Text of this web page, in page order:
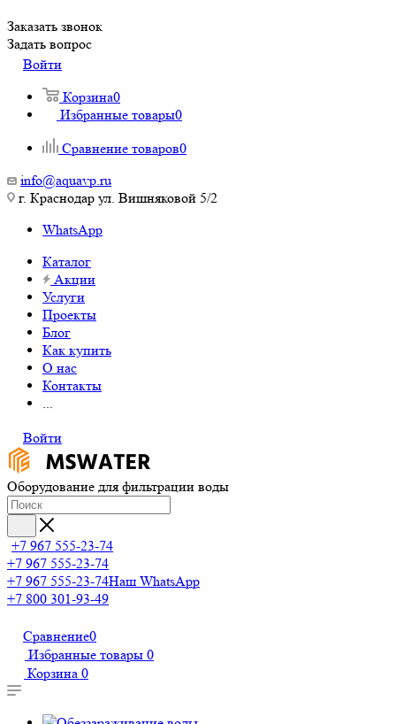
Заказать звонок
Задать вопрос
Войти
Корзина0
Избранные товары0
Сравнение товаров0
info@aquavp.ru
г. Краснодар ул. Вишняковой 5/2
WhatsApp
Каталог
Акции
Услуги
Проекты
Блог
Как купить
О нас
Контакты
...
Войти
Оборудование для фильтрации воды
+7 967 555-23-74
+7 967 555-23-74
+7 967 555-23-74Наш WhatsApp
+7 800 301-93-49
Сравнение0
Избранные товары 0
Корзина 0